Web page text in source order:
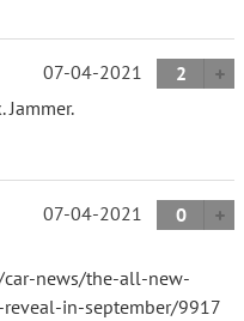
07-04-2021
2
07-04-2021
0
news/the-all-new-
in-september/9917